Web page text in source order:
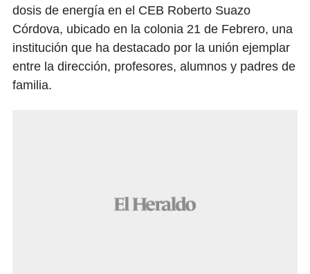
dosis de energía en el CEB Roberto Suazo
Córdova, ubicado en la colonia 21 de Febrero, una
institución que ha destacado por la unión ejemplar
entre la dirección, profesores, alumnos y padres de
familia.